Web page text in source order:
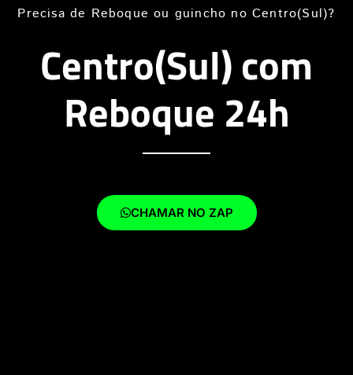
Precisa de Reboque ou guincho no Centro(Sul)?
Centro(Sul) com
Reboque 24h
CHAMAR NO ZAP